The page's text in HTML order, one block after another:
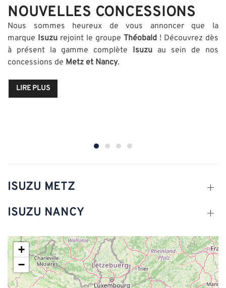
NOUVELLES CONCESSIONS
Nous sommes heureux de vous annoncer que la
marque Isuzu rejoint le groupe Théobald ! Découvrez dès
à présent la gamme complète Isuzu au sein de nos
concessions de Metz et Nancy.
LIRE PLUS
ISUZU METZ
ISUZU NANCY
+
−